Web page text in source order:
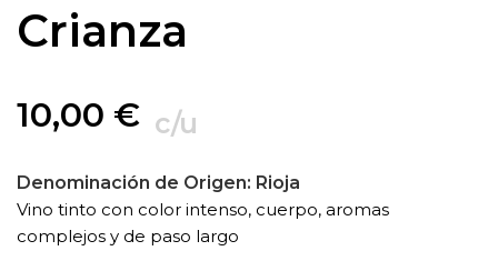
Crianza
10,00 € c/u
Denominación de Origen: Rioja
Vino tinto con color intenso, cuerpo, aromas
complejos y de paso largo